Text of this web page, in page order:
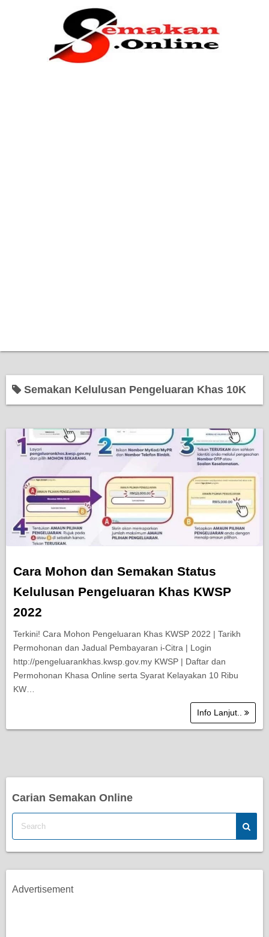
Semakan Kelulusan Pengeluaran Khas 10K
Cara Mohon dan Semakan Status
Kelulusan Pengeluaran Khas KWSP
2022
Terkini! Cara Mohon Pengeluaran Khas KWSP 2022 | Tarikh
Permohonan dan Jadual Pembayaran i-Citra | Login
http://pengeluarankhas.kwsp.gov.my KWSP | Daftar dan
Permohonan Khasa Online serta Syarat Kelayakan 10 Ribu
KW…
Info Lanjut..
Carian Semakan Online
Advertisement